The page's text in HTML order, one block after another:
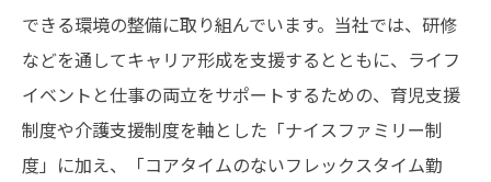
できる環境の整備に取り組んでいます。当社では、研修
などを通してキャリア形成を支援するとともに、ライフ
イベントと仕事の両立をサポートするための、育児支援
制度や介護支援制度を軸とした「ナイスファミリー制
度」に加え、「コアタイムのないフレックスタイム勤